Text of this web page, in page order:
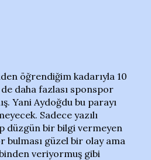
öğrendiğim kadarıyla 10
daha fazlası sponspor
Yani Aydoğdu bu parayı
Sadece yazılı
düzgün bir bilgi vermeyen
bulması güzel bir olay ama
veriyormuş gibi